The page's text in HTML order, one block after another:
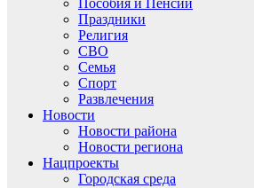
Пособия и Пенсии
Праздники
Религия
СВО
Семья
Спорт
Развлечения
Новости
Новости района
Новости региона
Нацпроекты
Городская среда